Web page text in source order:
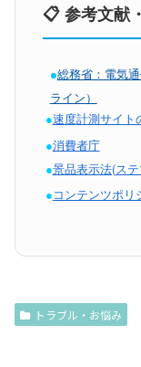
📋 参考文献
●
●総務省：電気
ライン）
●速度計測サイト
●消費者庁
●景品表示法(ス
●コンテンツポリ
トラブル・お悩み